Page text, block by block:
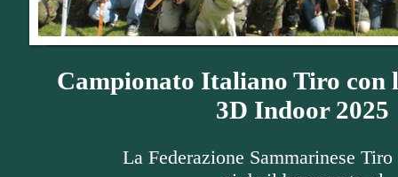
Campionato Italiano Tiro
3D Indoor 2025
La Federazione Sammarinese